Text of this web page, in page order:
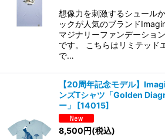
絞り込む
想像力を刺激するシュール
ックが人気のブランド
マジナリーファンデーショ
です。 こちらはリミテッド
で…
【20周年記念モデル】
ンズTシャツ「Golden
ー」
[14015]
8,500円(税込)